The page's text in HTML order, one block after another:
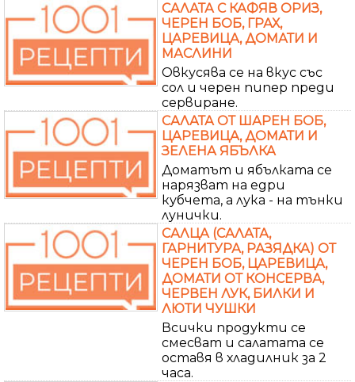
САЛАТА С КАФЯВ ОРИЗ,
ЧЕРЕН БОБ, ГРАХ,
ЦАРЕВИЦА, ДОМАТИ И
МАСЛИНИ
Овкусява се на вкус със
сол и черен пипер преди
сервиране.
САЛАТА ОТ ШАРЕН БОБ,
ЦАРЕВИЦА, ДОМАТИ И
ЗЕЛЕНА ЯБЪЛКА
Доматът и ябълката се
нарязват на едри
кубчета, а лука - на тънки
лунички.
САЛЦА (САЛАТА,
ГАРНИТУРА, РАЗЯДКА) ОТ
ЧЕРЕН БОБ, ЦАРЕВИЦА,
ДОМАТИ ОТ КОНСЕРВА,
ЧЕРВЕН ЛУК, БИЛКИ И
ЛЮТИ ЧУШКИ
Всички продукти се
смесват и салатата се
оставя в хладилник за 2
часа.